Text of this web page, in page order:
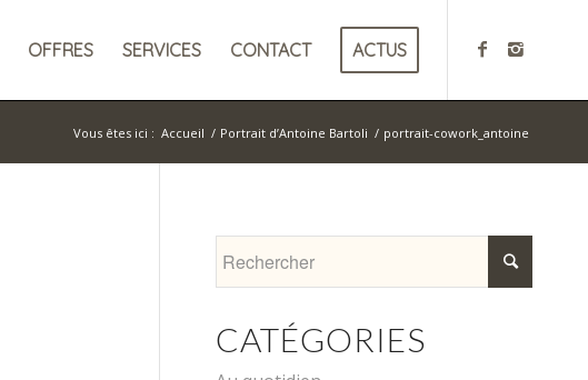
OFFRES SERVICES CONTACT ACTUS
Vous êtes ici : Accueil / Portrait d’Antoine Bartoli / portrait-cowork_antoine
CATÉGORIES